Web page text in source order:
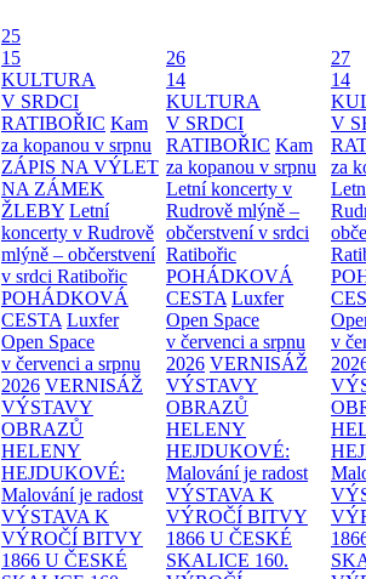
25
15
KULTURA
V SRDCI
RATIBOŘIC Kam
za kopanou v srpnu
ZÁPIS NA VÝLET
NA ZÁMEK
ŽLEBY Letní
koncerty v Rudrově
mlýně – občerstvení
v srdci Ratibořic
POHÁDKOVÁ
CESTA Luxfer
Open Space
v červenci a srpnu
2026 VERNISÁŽ
VÝSTAVY
OBRAZŮ
HELENY
HEJDUKOVÉ:
Malování je radost
VÝSTAVA K
VÝROČÍ BITVY
1866 U ČESKÉ
26
14
KULTURA
V SRDCI
RATIBOŘIC Kam
za kopanou v srpnu
Letní koncerty v
Rudrově mlýně –
občerstvení v srdci
Ratibořic
POHÁDKOVÁ
CESTA Luxfer
Open Space
v červenci a srpnu
2026 VERNISÁŽ
VÝSTAVY
OBRAZŮ
HELENY
HEJDUKOVÉ:
Malování je radost
VÝSTAVA K
VÝROČÍ BITVY
1866 U ČESKÉ
SKALICE 160.
27
14
V
za
v